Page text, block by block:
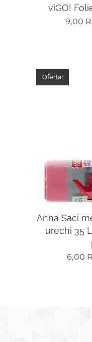
viGO!
9,00
Anna Saci
urechi 35
Oferta!
6,00